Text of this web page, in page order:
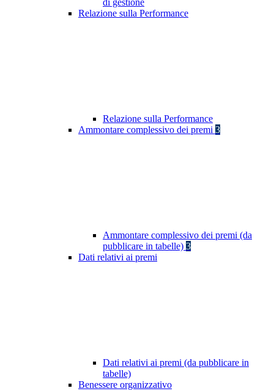
di gestione
Relazione sulla Performance
Relazione sulla Performance
Ammontare complessivo dei premi 3
Ammontare complessivo dei premi (da
pubblicare in tabelle) 3
Dati relativi ai premi
Dati relativi ai premi (da pubblicare in
tabelle)
Benessere organizzativo